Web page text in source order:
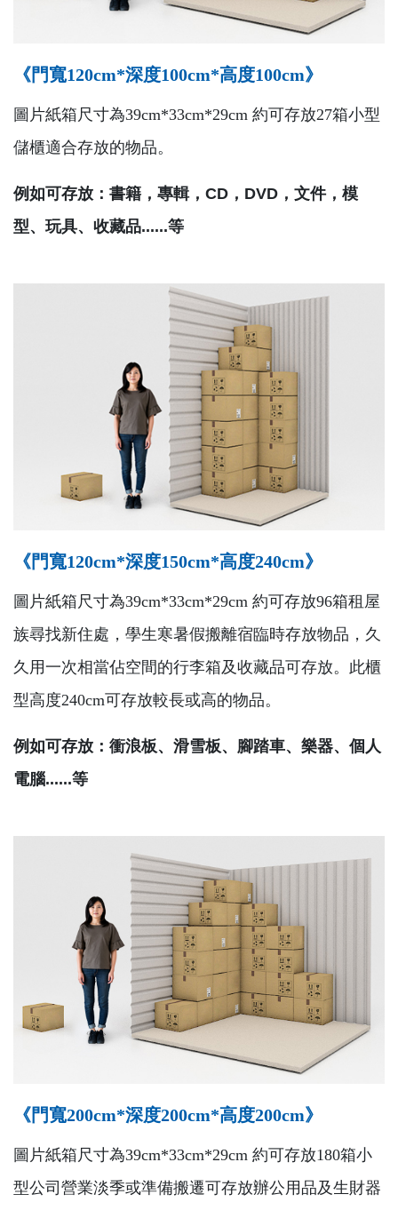
《門寬120cm*深度100cm*高度100cm》
圖片紙箱尺寸為39cm*33cm*29cm 約可存放27箱小型
儲櫃適合存放的物品。
例如可存放：書籍，專輯，CD，DVD，文件，模
型、玩具、收藏品......等
《門寬120cm*深度150cm*高度240cm》
圖片紙箱尺寸為39cm*33cm*29cm 約可存放96箱租屋
族尋找新住處，學生寒暑假搬離宿臨時存放物品，久
久用一次相當佔空間的行李箱及收藏品可存放。此櫃
型高度240cm可存放較長或高的物品。
例如可存放：衝浪板、滑雪板、腳踏車、樂器、個人
電腦......等
《門寬200cm*深度200cm*高度200cm》
圖片紙箱尺寸為39cm*33cm*29cm 約可存放180箱小
型公司營業淡季或準備搬遷可存放辦公用品及生財器